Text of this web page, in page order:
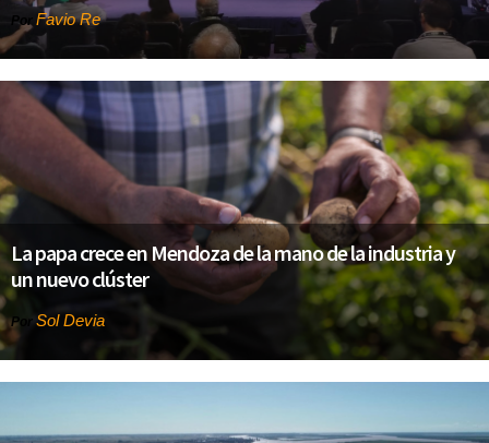
Por Favio Re
La papa crece en Mendoza de la mano de la industria y
un nuevo clúster
Por Sol Devia